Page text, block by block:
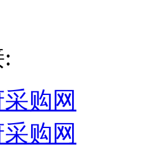
购网
购网